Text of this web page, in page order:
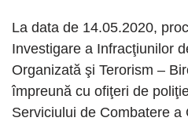
La data de 14.05.2020,
Investigare a Infracţiunilor
Organizată şi Terorism –
împreună cu ofiţeri de
Serviciului de Combatere